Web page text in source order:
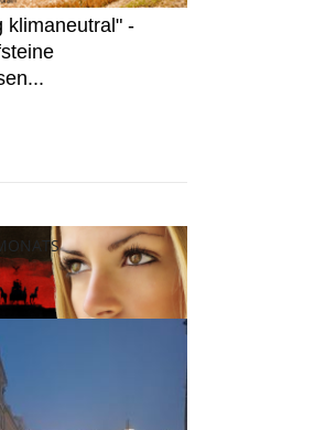
klimaneutral" -
an Deutschland